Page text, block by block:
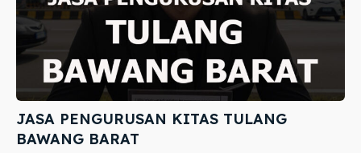
JASA PENGURUSAN KITAS TULANG
BAWANG BARAT